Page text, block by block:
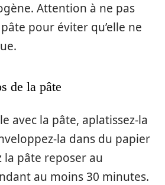
Attention à ne pas
pour éviter qu’elle ne
de la pâte
avec la pâte, aplatissez-la
la dans du papier
la pâte reposer au
au moins 30 minutes.